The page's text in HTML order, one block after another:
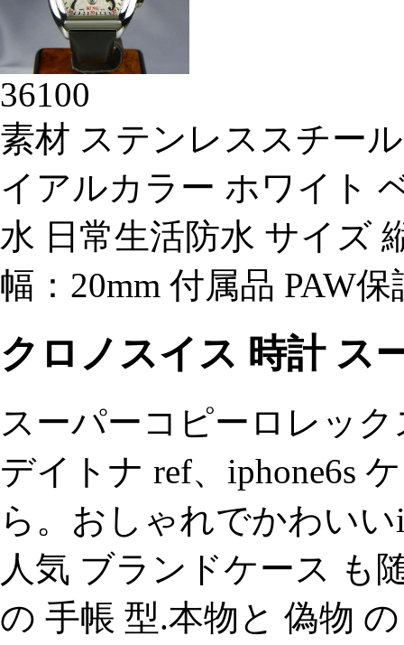
36100
素材 ステンレススチー
イアルカラー ホワイト
水 日常生活防水 サイズ
幅：20mm 付属品 PAW
クロノスイス 時計 ス
スーパーコピーロレッ
デイトナ ref、iphone6s
ら。おしゃれでかわい
人気 ブランドケース も
の 手帳 型.本物と 偽物